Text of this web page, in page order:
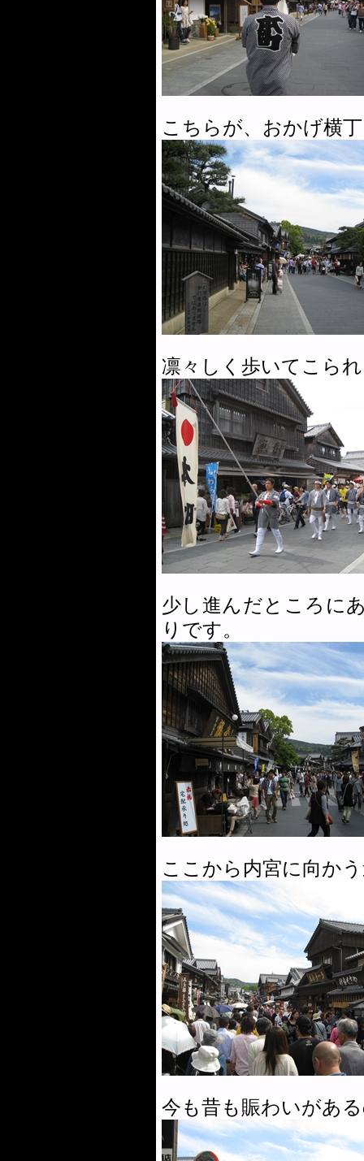
こちらが、おかげ横
凛々しく歩いてこら
少し進んだところに
りです。
ここから内宮に向か
今も昔も賑わいがあ